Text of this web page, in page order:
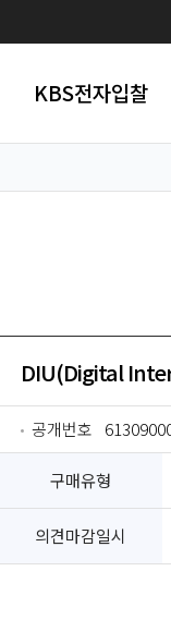
KBS전자입찰
DIU(Digital
공개번호
구매유형
의견마감일시